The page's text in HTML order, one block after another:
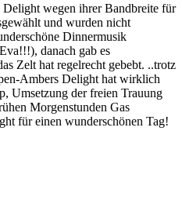
Delight wegen ihrer Bandbreite für
und wurden nicht
Dinnermusik
danach gab es
Zelt hat regelrecht gebebt. ..trotz
Ambers Delight hat wirklich
Umsetzung der freien Trauung
Morgenstunden Gas
für einen wunderschönen Tag!